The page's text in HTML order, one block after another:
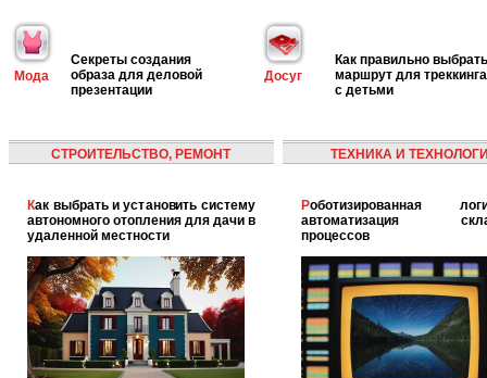
Мода
Секреты создания
образа для деловой
презентации
Досуг
Как правильно выбрать
маршрут для треккинга
с детьми
СТРОИТЕЛЬСТВО, РЕМОНТ
Как выбрать и установить систему
автономного отопления для дачи в
удаленной местности
ТЕХНИКА И
Роботизированная логистика:
автоматизация
процессов